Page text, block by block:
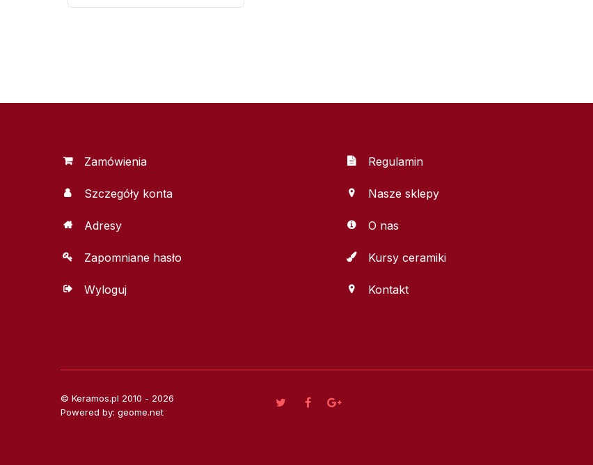
Zamówienia
Szczegóły konta
Adresy
Zapomniane hasło
Wyloguj
Regulamin
Nasze sklepy
O nas
Kursy ceramiki
Kontakt
© Keramos.pl 2010 - 2026
Powered by: geome.net